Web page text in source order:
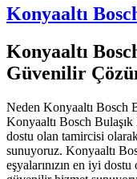
Konyaaltı
Konyaaltı
Güvenilir
Neden Konyaaltı Bosch
Konyaaltı Bosch Bulaşık
dostu olan tamircisi
sunuyoruz. Konyaaltı
eşyalarınızın en iyi